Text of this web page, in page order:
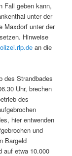
Fall geben kann,
unter der
Maxdorf unter der
Hinweise
an die
des Strandbades
Uhr, brechen
des
hier entwenden
und
Bargeld
auf etwa 10.000